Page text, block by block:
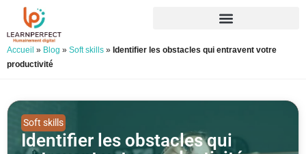
Accueil » Blog » Soft skills » Identifier les obstacles qui entravent votre
productivité
Soft skills
Identifier les obstacles qui